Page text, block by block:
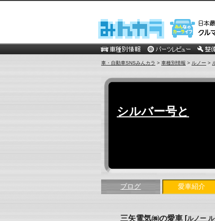
車・自動車SNSみんカラ > 車種別情報 > ルノー >
シルバー号と
ブログ 愛車紹介
三矢電気㈱の愛車 [ルノー